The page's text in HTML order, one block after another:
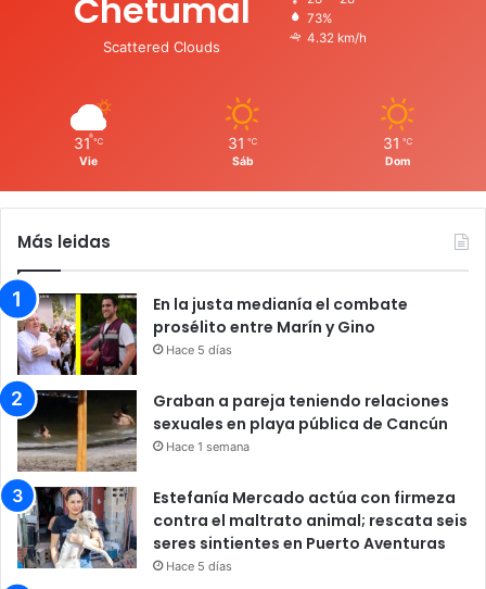
Chetumal
Scattered Clouds
73%
4.32 km/h
31 ℃
Vie
31 ℃
Sáb
31 ℃
Dom
Más leidas
En la justa medianía el combate
prosélito entre Marín y Gino
Hace 5 días
Graban a pareja teniendo relaciones
sexuales en playa pública de Cancún
Hace 1 semana
Estefanía Mercado actúa con firmeza
contra el maltrato animal; rescata seis
seres sintientes en Puerto Aventuras
Hace 5 días